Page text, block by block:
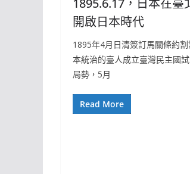
1895.6.17，日本在臺
開啟日本時代
1895年4月日清簽訂馬關條約
本統治的臺人成立臺灣民主國
局勢，5月
Read More